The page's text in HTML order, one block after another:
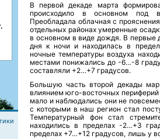
В первой декаде марта
происходило в основном под
Преобладала облачная с
отдельных районах умеренные
в основном в виде дождя. В первые
дня к ночи и находилась в
ночные температуры воздуха
местами понижались до -6…-8
составляли +2…+7 градусов.
Большую часть второй декады
влиянием юго-восточных
мало и наблюдались они не
с которыми в наш регион стал
Температурный фон стал
находились в пределах -2…+3
пределах +7…+12 градусов, лишь у